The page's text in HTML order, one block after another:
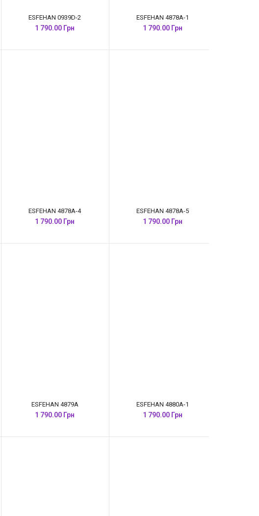
ESFEHAN 0939D-2
1 790.00 Грн
ESFEHAN 4878A-1
1 790.00 Грн
ESFEHAN 4878A-4
1 790.00 Грн
ESFEHAN 4878A-5
1 790.00 Грн
ESFEHAN 4879A
1 790.00 Грн
ESFEHAN 4880A-1
1 790.00 Грн